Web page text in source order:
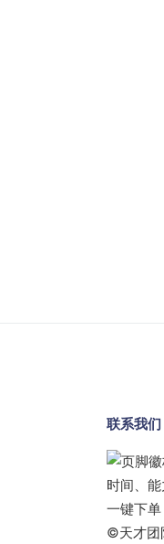
联系我们
时间、
一键下
©天才团